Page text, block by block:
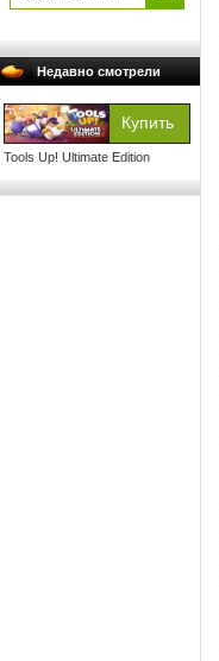
Недавно смотрели
Tools Up! Ultimate Edition